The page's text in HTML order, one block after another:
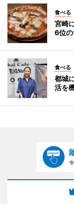
食べる
宮崎
6位
食べる
都城
活を